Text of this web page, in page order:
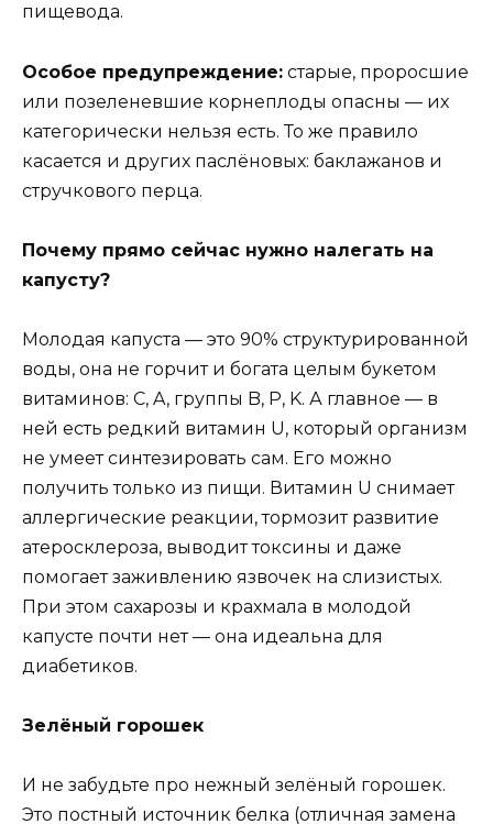
пищевода.
Особое предупреждение: старые, проросшие
или позеленевшие корнеплоды опасны — их
категорически нельзя есть. То же правило
касается и других паслёновых: баклажанов и
стручкового перца.
Почему прямо сейчас нужно налегать на
капусту?
Молодая капуста — это 90% структурированной
воды, она не горчит и богата целым букетом
витаминов: C, A, группы B, P, K. А главное — в
ней есть редкий витамин U, который организм
не умеет синтезировать сам. Его можно
получить только из пищи. Витамин U снимает
аллергические реакции, тормозит развитие
атеросклероза, выводит токсины и даже
помогает заживлению язвочек на слизистых.
При этом сахарозы и крахмала в молодой
капусте почти нет — она идеальна для
диабетиков.
Зелёный горошек
И не забудьте про нежный зелёный горошек.
Это постный источник белка (отличная замена